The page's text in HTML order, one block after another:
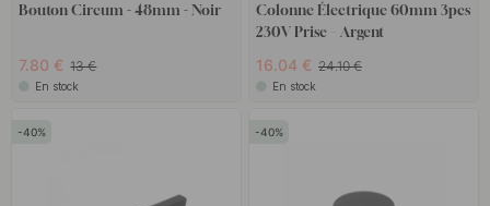
Bouton Circum - 48mm - Noir
7.80 € 13 €
En stock
Colonne Électrique 60mm 3pcs
230V Prise – Argent
16.04 € 24.10 €
En stock
40 40